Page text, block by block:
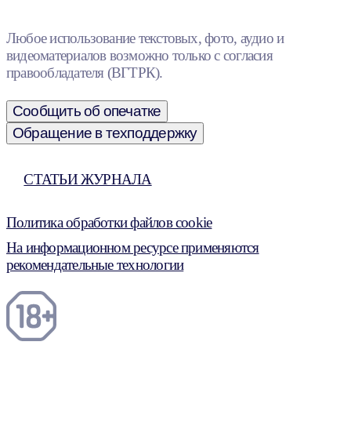
Любое использование текстовых, фото, аудио и
видеоматериалов возможно только с согласия
правообладателя (ВГТРК).
Сообщить об опечатке
Обращение в техподдержку
СТАТЬИ ЖУРНАЛА
Политика обработки файлов cookie
На информационном ресурсе применяются
рекомендательные технологии